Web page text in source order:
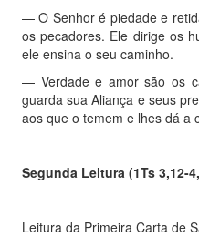
—O Senhor é piedade e
os pecadores. Ele dirige os
ele ensina o seu caminho.
— Verdade e amor são os
guarda sua Aliança e seus
aos que o temem e lhes dá a
Segunda Leitura (1Ts 3,12-
Leitura da Primeira Carta de